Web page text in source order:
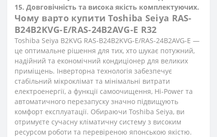
15. Довговічність та висока якість комплектуючих.
Чому варто купити Toshiba Seiya RAS-
B24B2KVG-E/RAS-24B2AVG-E R32
Toshiba Seiya B2KVG RAS-B24B2KVG-E/RAS-24B2AVG-E —
це оптимальне рішення для тих, хто шукає потужний,
надійний та економічний кондиціонер для великих
приміщень. Інверторна технологія забезпечує
стабільний мікроклімат та мінімальні витрати
електроенергії, а функції самоочищення, Hi-Power та
автоматичного перезапуску значно підвищують
комфорт експлуатації. Обираючи Toshiba Seiya, ви
отримуєте сучасну кліматичну систему з високим
ресурсом роботи та перевіреною японською якістю.